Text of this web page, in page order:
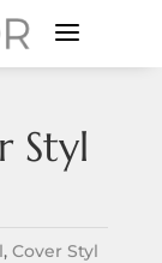
a
Styl
, Cover Styl